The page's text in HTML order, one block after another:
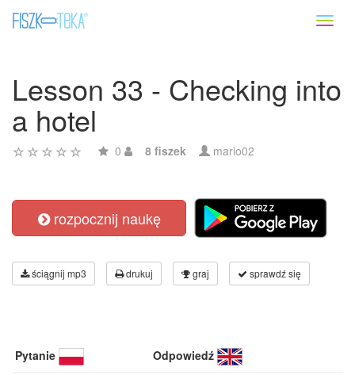
Lesson 33 - Checking into
a hotel
0 8 fiszek mario02
rozpocznij naukę
ściągnij mp3 drukuj graj sprawdź się
Pytanie Odpowiedź